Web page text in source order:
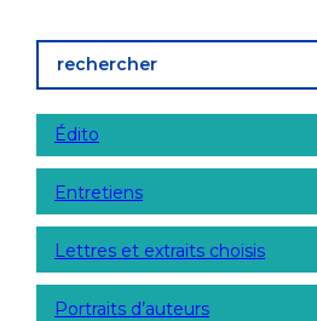
Édito
Entretiens
Lettres et extraits choisis
Portraits d’auteurs